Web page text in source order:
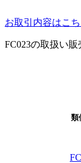
お取引内容はこ
FC023の取扱い
類